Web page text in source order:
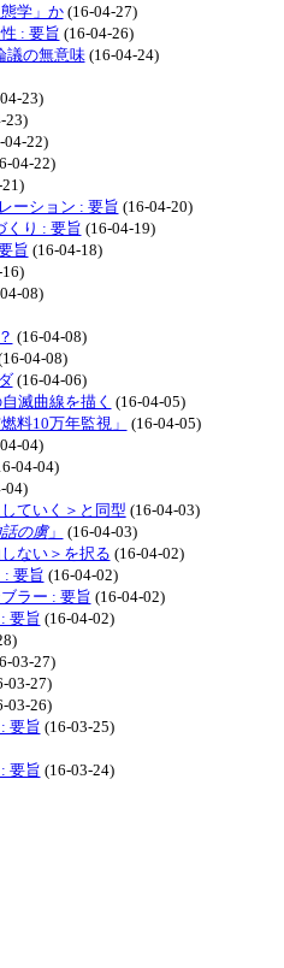
学」か(16-04-27)
: 要旨 (16-04-26)
の無意味(16-04-24)
23)
23)
04-22)
04-22)
ーション : 要旨 (16-04-20)
り : 要旨 (16-04-19)
旨 (16-04-18)
08)
(16-04-08)
04-08)
(16-04-06)
滅曲線を描く (16-04-05)
料10万年監視」
(16-04-05)
04)
04-04)
04)
ていく＞と同型 (16-04-03)
の虜」
(16-04-03)
ない＞を択る (16-04-02)
要旨 (16-04-02)
ラー : 要旨 (16-04-02)
要旨 (16-04-02)
03-27)
03-27)
03-26)
要旨 (16-03-25)
要旨 (16-03-24)